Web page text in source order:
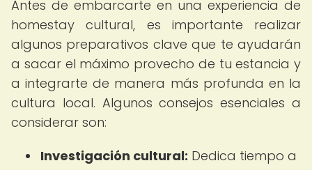
Antes de embarcarte en una experiencia de
homestay cultural, es importante realizar
algunos preparativos clave que te ayudarán
a sacar el máximo provecho de tu estancia y
a integrarte de manera más profunda en la
cultura local. Algunos consejos esenciales a
considerar son:
Investigación cultural: Dedica tiempo a